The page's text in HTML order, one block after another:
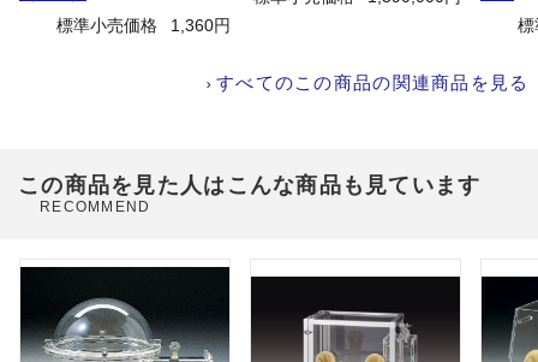
標準小売価格
1,360円
標
すべてのこの商品の関連商品を見る
この商品を見た人はこんな商品も見ています
RECOMMEND